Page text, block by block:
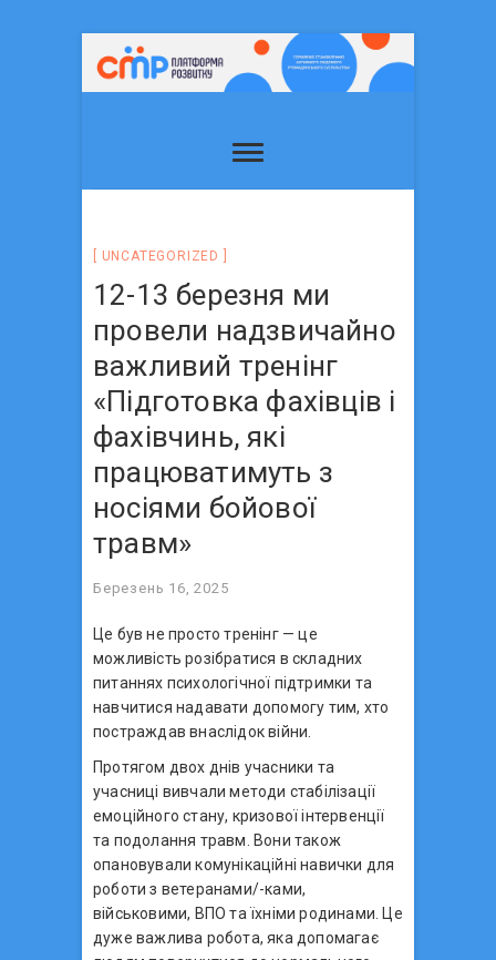
UNCATEGORIZED
12-13 березня ми
провели надзвичайно
важливий тренінг
«Підготовка фахівців і
фахівчинь, які
працюватимуть з
носіями бойової
травм»
Березень 16, 2025
Це був не просто тренінг — це
можливість розібратися в складних
питаннях психологічної підтримки та
навчитися надавати допомогу тим, хто
постраждав внаслідок війни.
Протягом двох днів учасники та
учасниці вивчали методи стабілізації
емоційного стану, кризової інтервенції
та подолання травм. Вони також
опановували комунікаційні навички для
роботи з ветеранами/-ками,
військовими, ВПО та їхніми родинами. Це
дуже важлива робота, яка допомагає